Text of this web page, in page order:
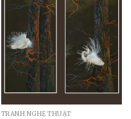
TRANH NGHỆ THUẬT